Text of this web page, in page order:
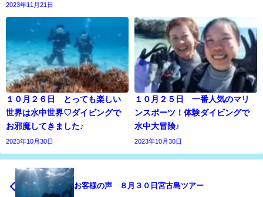
2023年11月21日
１０月２６日 とっても楽しい
世界は水中世界♡ダイビングで
お邪魔してきました♪
2023年10月30日
１０月２５日 一番人気のマリ
ンスポーツ！体験ダイビングで
水中大冒険♪
2023年10月30日
お客様の声 ８月３０日宮古島ツアー